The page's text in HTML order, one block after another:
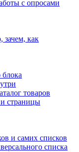
с опросами
зачем, как
блока
товаров
и страницы
и самих списков
списка